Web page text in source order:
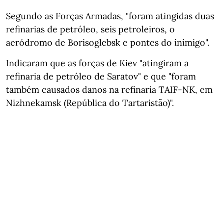
Segundo as Forças Armadas, "foram atingidas duas
refinarias de petróleo, seis petroleiros, o
aeródromo de Borisoglebsk e pontes do inimigo".
Indicaram que as forças de Kiev "atingiram a
refinaria de petróleo de Saratov" e que "foram
também causados danos na refinaria TAIF-NK, em
Nizhnekamsk (República do Tartaristão)".